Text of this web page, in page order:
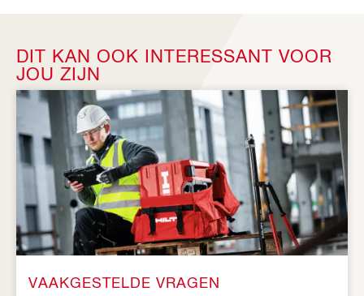
DIT KAN OOK INTERESSANT VOOR
JOU ZIJN
VAAKGESTELDE VRAGEN